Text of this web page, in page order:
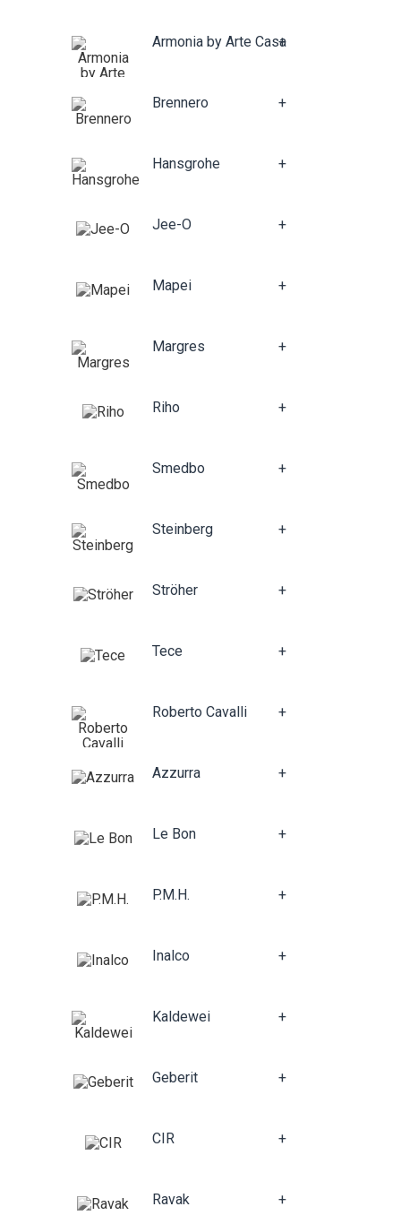
Armonia by Arte Casa
+
Brennero +
Hansgrohe +
Jee-O +
Mapei +
Margres +
Riho +
Smedbo +
Steinberg +
Ströher +
Tece +
Roberto Cavalli +
Azzurra +
Le Bon +
P.M.H. +
Inalco +
Kaldewei +
Geberit +
CIR +
Ravak +